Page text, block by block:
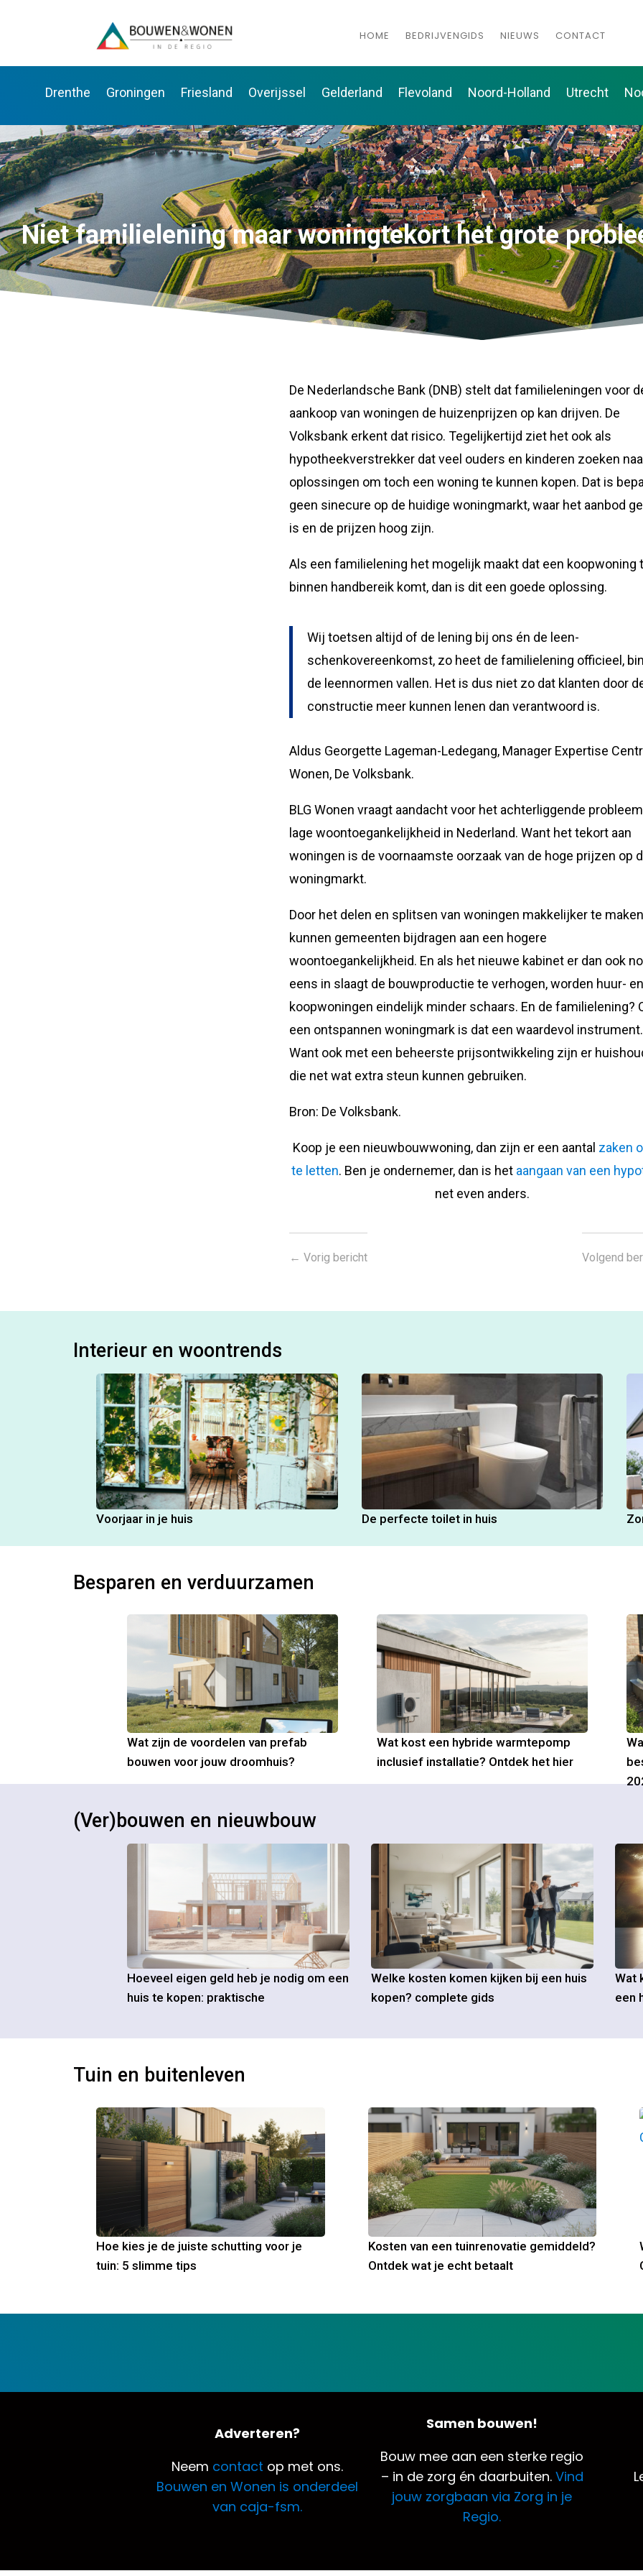
HOME BEDRIJVENGIDS NIEUWS CONTACT
Drenthe Groningen Friesland Overijssel Gelderland Flevoland Noord-Holland Utrecht
Niet familielening maar woningtekort het grote
De Nederlandsche Bank (DNB) stelt dat familieleningen voor
aankoop van woningen de huizenprijzen op kan drijven. De
Volksbank erkent dat risico. Tegelijkertijd ziet het ook als
hypotheekverstrekker dat veel ouders en kinderen zoeken
oplossingen om toch een woning te kunnen kopen. Dat is
geen sinecure op de huidige woningmarkt, waar het aanbod
is en de prijzen hoog zijn.
Als een familielening het mogelijk maakt dat een koopwoning
binnen handbereik komt, dan is dit een goede oplossing.
Wij toetsen altijd of de lening bij ons én de leen-
schenkovereenkomst, zo heet de familielening officieel,
de leennormen vallen. Het is dus niet zo dat klanten door
constructie meer kunnen lenen dan verantwoord is.
Aldus Georgette Lageman-Ledegang, Manager Expertise
Wonen, De Volksbank.
BLG Wonen vraagt aandacht voor het achterliggende
lage woontoegankelijkheid in Nederland. Want het tekort aan
woningen is de voornaamste oorzaak van de hoge prijzen op
woningmarkt.
Door het delen en splitsen van woningen makkelijker te
kunnen gemeenten bijdragen aan een hogere
woontoegankelijkheid. En als het nieuwe kabinet er dan ook
eens in slaagt de bouwproductie te verhogen, worden huur- en
koopwoningen eindelijk minder schaars. En de familielening?
een ontspannen woningmark is dat een waardevol instrument.
Want ook met een beheerste prijsontwikkeling zijn er
die net wat extra steun kunnen gebruiken.
Bron: De Volksbank.
Koop je een nieuwbouwwoning, dan zijn er een aantal zaken
te letten. Ben je ondernemer, dan is het aangaan van een
net even anders.
←Vorig bericht Volgend
Interieur en woontrends
Voorjaar in je huis De perfecte toilet in huis
Besparen en verduurzamen
Wat zijn de voordelen van prefab
bouwen voor jouw droomhuis?
Wat kost een hybride warmtepomp
inclusief installatie? Ontdek het hier
(Ver)bouwen en nieuwbouw
Hoeveel eigen geld heb je nodig om een
huis te kopen: praktische
Welke kosten komen kijken bij een huis
kopen? complete gids
Wat
een
Tuin en buitenleven
Hoe kies je de juiste schutting voor je
tuin: 5 slimme tips
Kosten van een tuinrenovatie gemiddeld?
Ontdek wat je echt betaalt
Adverteren?
Neem contact op met ons.
Bouwen en Wonen is onderdeel
van caja-fsm.
Samen bouwen!
Bouw mee aan een sterke regio
– in de zorg én daarbuiten. Vind
jouw zorgbaan via Zorg in je
Regio.